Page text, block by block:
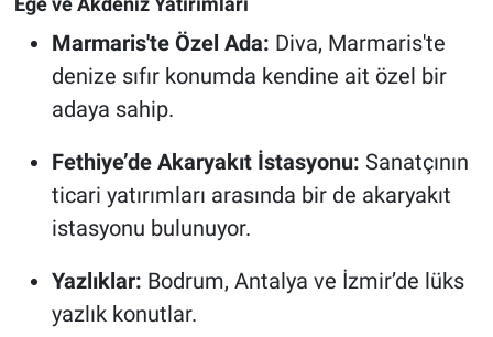
Marmaris'te Özel Ada: Diva, Marmaris'te
denize sıfır konumda kendine ait özel bir
adaya sahip.
Fethiye’de Akaryakıt İstasyonu: Sanatçının
ticari yatırımları arasında bir de akaryakıt
istasyonu bulunuyor.
Yazlıklar: Bodrum, Antalya ve İzmir’de lüks
yazlık konutlar.